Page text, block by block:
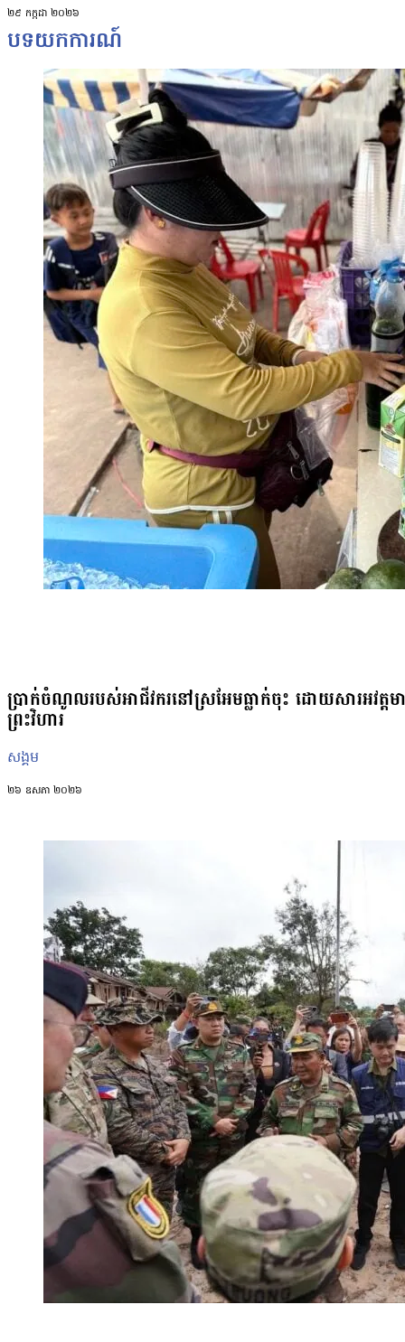
គ្រាប់ដែលនៅសេសសល់ពីការបាញ់ផ្លោងកន្លងមក ដោយក្រុមការងារស៊ីម៉
នេះបានបង្ហាញយ៉ាងច្បាស់ពីការភ័យព្រួយដែលនៅតែដក់ជាប់ក្នុងចិត្តសិស្ស
ថ្នាក់ទី១២ នៅវិទ្យាល័យស្រអែម មួយរូប លោក ចារ្យ ស ដែលរំលឹកពីហេតុកា
នៅតាមព្រំដែនកើតឡើង ការផ្ដោតអារម្មណ៍លើការសិក្សារបស់សិស្សមានក
ឃើញថា សិស្សជាច្រើនមានការព្រួយបារម្ភ និងពិបាកផ្ដោតលើមេរៀន
ទៅមាត់មួយ ឬព័ត៌មានមិនផ្លូវការដែលផ្សព្វផ្សាយតាមបណ្ដាញសង្គមពាក់ព័
មុនពេលមានភាពតានតឹងតាមព្រំដែន សិស្សមានភាពសកម្ម និងផ្ដោតអារម្មណ៍
ព័ត៌មានអំពីស្ថានការណ៍នៅជួរមុខ និងការផ្សព្វផ្សាយព័ត៌មានក្រៅផ្លូវការលើ
ក្នុងថ្នាក់ និងបាត់បង់ការយកចិត្តទុកដាក់លើការសិក្សា។ លោក និយាយថា
ហើយមុនសង្គ្រាមនិងក្រោយសង្គ្រាមគឺខុសគ្នា។ ភាគច្រើនពួកគាត់មានកា
ការណ៍ដែលគាត់បានមើលតាមបណ្ដាញសារព័ត៌មានផ្សេងៗ នៅពេលដែលគេបង្ហ
ហើយ ត្រូវត្រៀមកន្លែងនោះហើយ។ អ៊ីចឹងហើយពួកគាត់ព្រួយបារម្ភ អារម្ម
ទៀតថា មិនត្រឹមតែសំឡេងផ្ទុះប៉ុណ្ណោះទេ សូម្បីតែសំឡេងផ្គររន្ទះក៏អាចធ្វ
ផងដែរ។ ដើម្បីជួយកាត់បន្ថយអារម្មណ៍សិស្ស គ្រូបង្រៀនរូបនេះ ព្យាយាមល
សុវត្ថិភាព។ លោក ចារ្យ ស បានពន្យល់សិស្សថា កុំគិតច្រើន ប្រសិនបើមានស្
នៅជួរមុខនឹងផ្ដល់ព័ត៌មានជាមុន ហើយសាលាក៏បានរៀបចំផែនការបញ្ជូនសិស្
ចំណោមសិស្សប្រមាណ ៧០ នាក់ ដែលលោកទទួលបន្ទុក មានសិស្សចំនួន ១
សម្រាប់សិស្សក្រុមនេះ លោកថា ការព្រួយបារម្ភមានកម្រិតខ្ពស់ជាងគេ ព្រ
ឪពុក ឬសាច់ញាតិដែលកំពុងស្ថិតនៅតំបន់ប្រឈម។ យ៉ាងណា ពួកគេក៏បាន
ច្រើនជាងសិស្សដទៃផងដែរ។ ភាពតានតឹងនេះមិនត្រឹមតែប៉ះពាល់ដល់សិស្ស
បង្រៀន​ដូច លោក ចារ្យ ស ដែរ ដោយលោកផ្ទាល់ក៏ត្រៀមសម្ភារ និងថវិក
កន្លែងមានសុវត្ថិភាព។ បើតាមក្រសួងព័ត៌មាន មានវិធីសាស្ត្រចំនួន ៦ ដើ
ផ្ទៀងផ្ទាត់ព័ត៌មាននោះជាមួយស្ថាប័នព័ត៌មានដទៃទៀត; ត្រិះរិះពិចារណាពេ
ស្ថិតិផ្លូវការ សាក្សីច្បាស់លាស់); សង្កេតរូបភាព (ក្លែងក្លាយ ឬកាត់ត);
ព័ត៌មាន ឱ្យដឹងដែរថា ក្នុងអំឡុងពេលឈ្លានពានពីថៃលើកទី២ គិតត្រឹមថ្ងៃទី
ព័ត៌មានក្លែងក្លាយចំនួន ២១៨ ករណី ដែលថៃបានបង្កើតឡើង ដើម្បីបំភ្ល
បរិយាកាសព័ត៌មាន និងបង្កចលាចល ការភាន់ច្រឡំក្នុងសាធារណមតិកម្ពុជា
ស្រអែម លោក ស៊ុន ប៊ុនធី លើកឡើងថា សិស្សានុសិស្សនៅមិនទាន់អាចបំបាត់ក្
នៅឡើយទេ។ លោក កត់សម្គាល់ថា សិស្សភាគច្រើនទទួលបានព័ត៌មានពីឪពុ
ផ្ដោតលើការសិក្សា ដោយធានាថា ពួកគេនឹងមិនត្រូវទុកឱ្យប្រឈមគ្រោះថ្នាក់
បន្ថែមថា៖ «យើងបានណែនាំថា យើងរៀន រៀនទៅ កុំខ្វល់អី ចាំដល់ពេលវេ
អ្នកលក់ភេសជ្ជៈម្នាក់គឺអ្នកស្រី វង់ សុខហេង បានរៀបរាប់ពីការផ្លាស់ប្ដូររ
ពេលវិលត្រលប់មកផ្ទះសម្បែង និងទើបចូលរៀនវិញបានថ្មីៗ កូនរបស់គាត់នៅត
ឥឡូវគាត់រាងអត់អីទេ រាងធម្មតា ផ្ដោតអារម្មណ៍លើការរៀនវិញ ប្រឹងរៀន ខ្ល
ស្រអែម បង្ហាញថា ទោះបីសង្គ្រាមមិនបានផ្ទុះម្ដងទៀត និងភាពតានតឹងមិ
២៩ កក្កដា ២០២៦
បទយកការណ៍
ប្រាក់ចំណូលរបស់អាជីវករនៅស្រអែមធ្លាក់ចុះ ដោយសារអវត្ត
ព្រះវិហារ
សង្គម
២៦ ឧសភា ២០២៦